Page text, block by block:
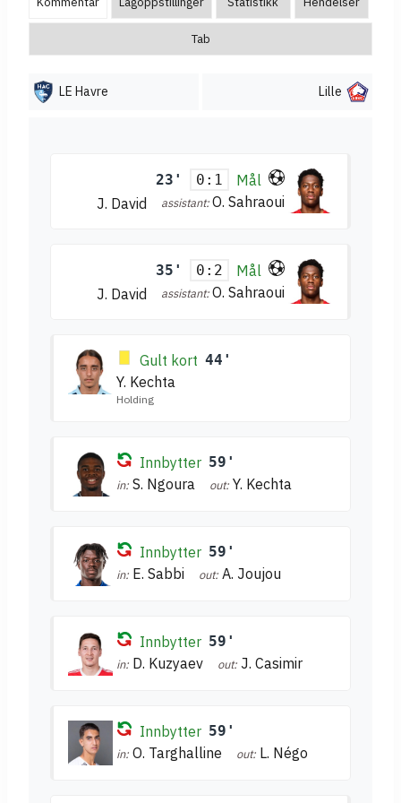
Tab
LE Havre Lille
23' 0:1
Mål
J. David
assistant:O. Sahraoui
35' 0:2
Mål
J. David
assistant:O. Sahraoui
Gult kort 44'
Y. Kechta
Holding
Innbytter 59'
in: S. Ngoura out: Y. Kechta
Innbytter 59'
in: E. Sabbi out: A. Joujou
Innbytter 59'
in: D. Kuzyaev out: J. Casimir
Innbytter 59'
in: O. Targhalline out: L. Négo